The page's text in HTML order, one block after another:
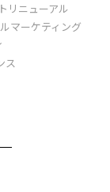
リニューアル
マーケティング
ス